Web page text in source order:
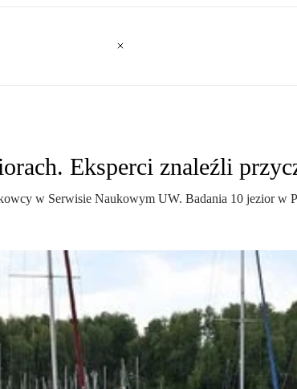
Eksperci znaleźli
w Serwisie Naukowym UW. Badania 10 jezior